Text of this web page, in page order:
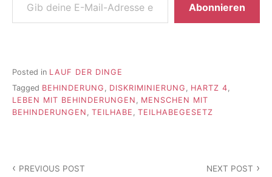
Abonnieren
Posted in LAUF DER DINGE
Tagged BEHINDERUNG , DISKRIMINIERUNG , HARTZ 4,
LEBEN MIT BEHINDERUNGEN , MENSCHEN MIT
BEHINDERUNGEN , TEILHABE , TEILHABEGESETZ
PREVIOUS POST NEXT POST